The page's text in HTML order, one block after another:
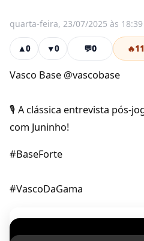
quarta-feira, 23/07/2025 às 18:39
▲0 ▼0 💬0 🔥11
Vasco Base @vascobase
🎙️ A clássica entrevista pós-
com Juninho!
#BaseForte
#VascoDaGama